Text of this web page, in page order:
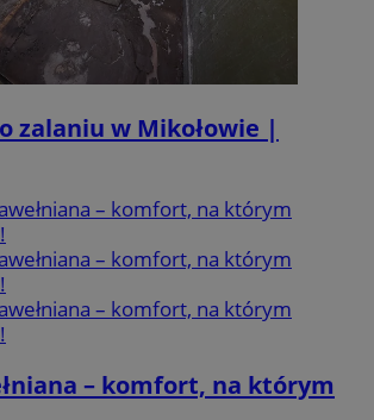
zalaniu w Mikołowie |
– komfort, na którym